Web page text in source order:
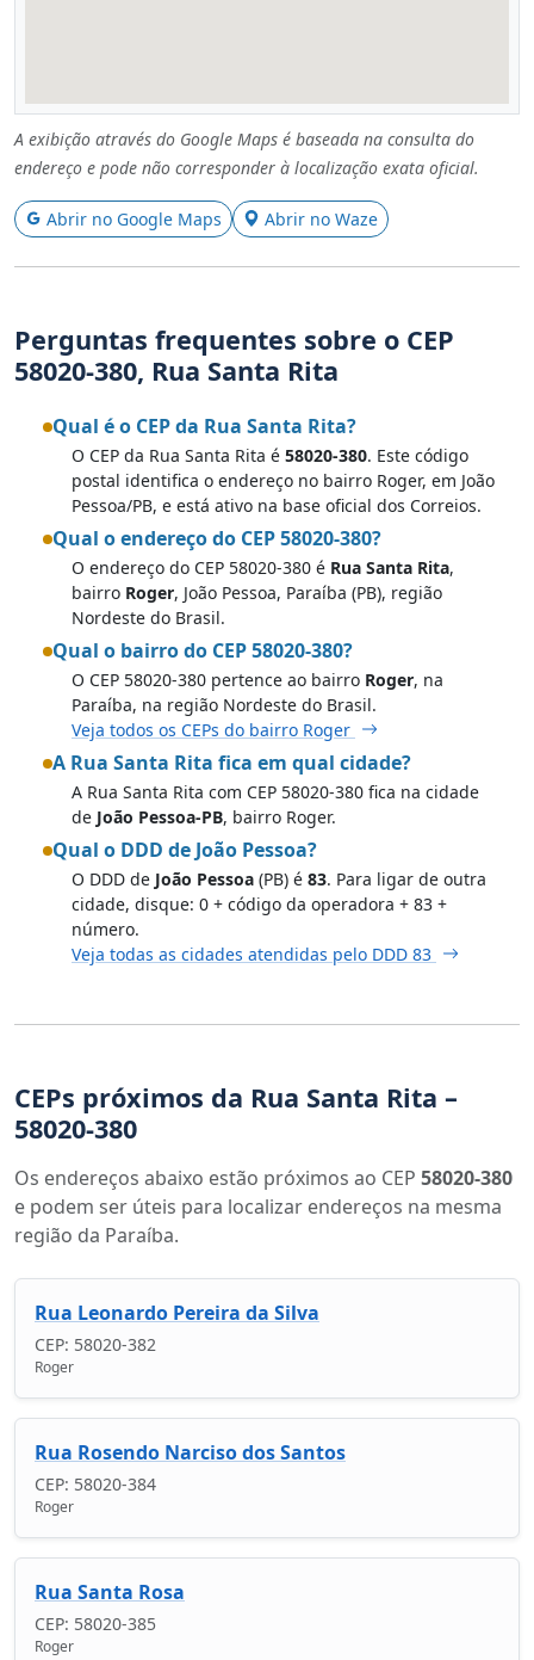
A exibição através do Google Maps é baseada na consulta do
endereço e pode não corresponder à localização exata oficial.
Abrir no Google Maps Abrir no Waze
Perguntas frequentes sobre o CEP
58020-380, Rua Santa Rita
Qual é o CEP da Rua Santa Rita?
O CEP da Rua Santa Rita é 58020-380. Este código
postal identifica o endereço no bairro Roger, em João
Pessoa/PB, e está ativo na base oficial dos Correios.
Qual o endereço do CEP 58020-380?
O endereço do CEP 58020-380 é Rua Santa Rita,
bairro Roger, João Pessoa, Paraíba (PB), região
Nordeste do Brasil.
Qual o bairro do CEP 58020-380?
O CEP 58020-380 pertence ao bairro Roger, na
Paraíba, na região Nordeste do Brasil.
Veja todos os CEPs do bairro Roger
A Rua Santa Rita fica em qual cidade?
A Rua Santa Rita com CEP 58020-380 fica na cidade
de João Pessoa-PB, bairro Roger.
Qual o DDD de João Pessoa?
O DDD de João Pessoa (PB) é 83. Para ligar de outra
cidade, disque: 0 + código da operadora + 83 +
número.
Veja todas as cidades atendidas pelo DDD 83
CEPs próximos da Rua Santa Rita –
58020-380
Os endereços abaixo estão próximos ao CEP 58020-380
e podem ser úteis para localizar endereços na mesma
região da Paraíba.
Rua Leonardo Pereira da Silva
CEP: 58020-382
Roger
Rua Rosendo Narciso dos Santos
CEP: 58020-384
Roger
Rua Santa Rosa
CEP: 58020-385
Roger